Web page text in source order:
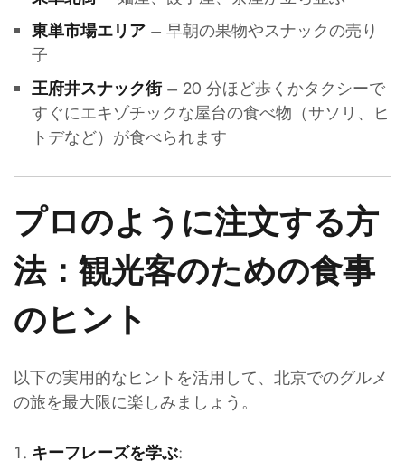
東単市場エリア– 早朝の果物やスナックの売り
子
王府井スナック街– 20 分ほど歩くかタクシーで
すぐにエキゾチックな屋台の食べ物（サソリ、ヒ
トデなど）が食べられます
プロのように注文する方
法：観光客のための食事
のヒント
以下の実用的なヒントを活用して、北京でのグルメ
の旅を最大限に楽しみましょう。
キーフレーズを学ぶ: